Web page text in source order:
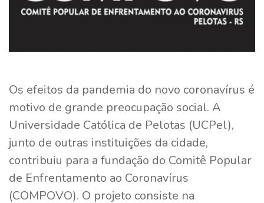
Os efeitos da pandemia do novo coronavírus é
motivo de grande preocupação social. A
Universidade Católica de Pelotas (UCPel),
junto de outras instituições da cidade,
contribuiu para a fundação do Comitê Popular
de Enfrentamento ao Coronavírus
(COMPOVO). O projeto consiste na